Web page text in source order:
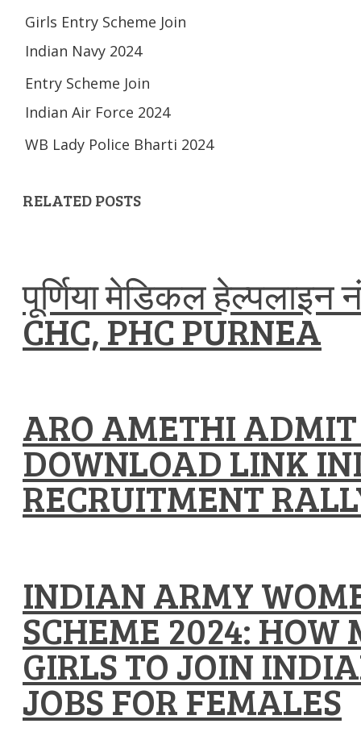
Girls Entry Scheme Join
Indian Navy 2024
Entry Scheme Join
Indian Air Force 2024
WB Lady Police Bharti 2024
RELATED POSTS
पूर्णिया मेडिकल हेल्पलाइन
CHC, PHC PURNEA
ARO AMETHI
DOWNLOAD LINK
RECRUITMENT
INDIAN ARMY
SCHEME 2024: HOW
GIRLS TO JOIN
JOBS FOR FEMALES